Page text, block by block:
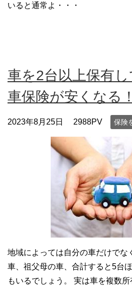
いると通常よ・・・
車を2台以上保有
車保険が安くなる！
2023年8月25日 2988PV 保険
地域によっては自分の車だけでな
車、祖父母の車、合計すると5台
もいるでしょう。 実は車を複数